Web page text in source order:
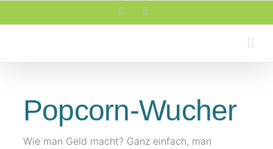
Inhalt
Facebook
Popcorn-Wucher
Wie man Geld macht? Ganz einfach, man